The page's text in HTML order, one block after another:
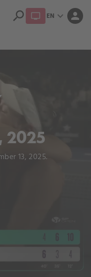
search EN expand_more person
2025
13, 2025.